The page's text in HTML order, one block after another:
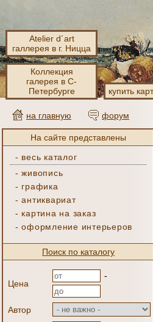
Atelier d´art
галлерея в г. Ницца
Коллекция
галерея в С-
Петербурге
купить
на главную форум
На сайте представлены
- весь каталог
-живопись
- графика
-антиквариат
- картина на заказ
-оформление интерьеров
Поиск по каталогу
Цена
-
Автор